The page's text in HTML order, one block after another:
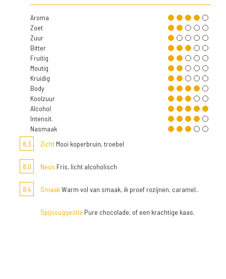
Aroma
Zoet
Zuur
Bitter
Fruitig
Moutig
Kruidig
Body
Koolzuur
Alcohol
Intensit.
Nasmaak
8,3
Zicht Mooi koperbruin, troebel
8,0 Neus Fris, licht alcoholisch
8,4 SmaakWarm vol van smaak, ik proef rozijnen, caramel..
Spijssuggestie Pure chocolade, of een krachtige kaas.